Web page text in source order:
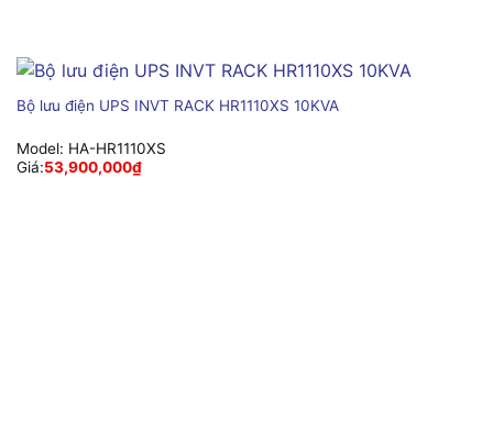
Bộ lưu điện UPS INVT RACK HR1110XS 10KVA
Model: HA-HR1110XS
Giá:53,900,000₫